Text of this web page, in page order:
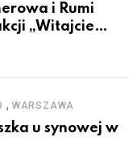
i Rumi
„Witajcie
, WARSZAWA
u synowej w